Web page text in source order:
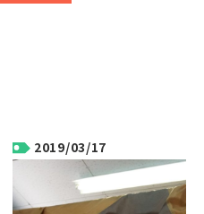
2019/03/17